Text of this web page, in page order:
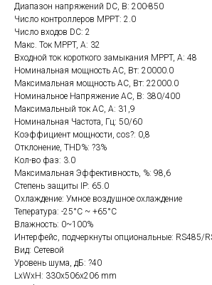
Диапазон напряжений DC, В: 200-850
Число контроллеров MPPT: 2.0
Число входов DC: 2
Макс. Ток MPPT, А: 32
Входной ток короткого замыкания MPPT, А: 48
Номинальная мощность AC, Вт: 20000.0
Максимальная мощность AC, Вт: 22000.0
Номинальное Напряжение AC, В: 380/400
Максимальный ток AC, А: 31,9
Номинальная Частота, Гц: 50/60
Коэффициент мощности, cos?: 0,8
Отклонение, THD%: ?3%
Кол-во фаз: 3.0
Максимальная Эффективность, %: 98,6
Степень защиты IP: 65.0
Охлаждение: Умное воздушное охлаждение
Тепература: -25°C ~ +65°C
Влажность: 0~100%
Интерфейс, подчеркнуты опциональные: RS485/
Вид: Сетевой
Уровень шума, дБ: ?40
LxWxH: 330x506x206 mm